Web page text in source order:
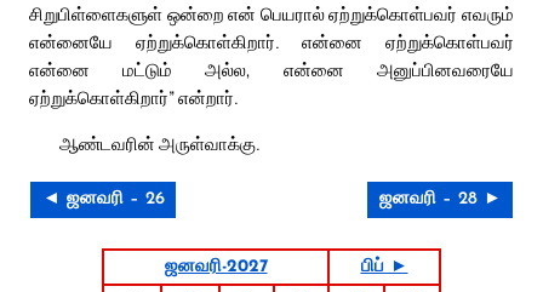
சிறுபிள்ளைகளுள் ஒன்றை என் பெயரால் ஏற்றுக்கொள்பவர் எவரும்
என்னையே ஏற்றுக்கொள்கிறார். என்னை ஏற்றுக்கொள்பவர்
என்னை மட்டும் அல்ல, என்னை அனுப்பினவரையே
ஏற்றுக்கொள்கிறார்” என்றார்.
ஆண்டவரின் அருள்வாக்கு.
◄ ஜனவரி – 26 ஜனவரி – 28 ►
ஜனவரி-2027
பிப் ►